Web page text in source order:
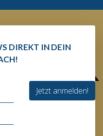
DIREKT IN DEIN
Jetzt anmelden!